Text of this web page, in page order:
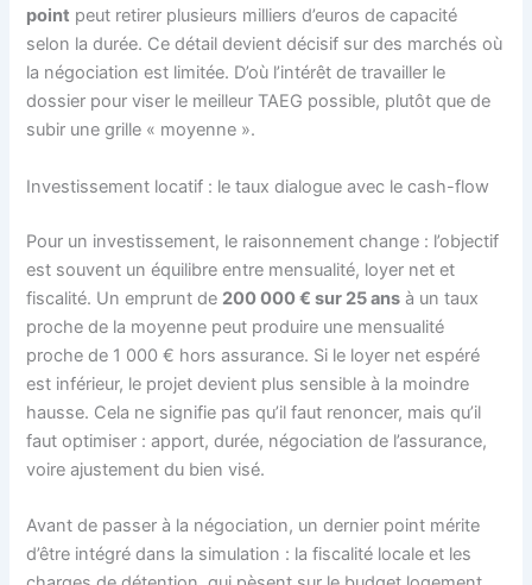
point peut retirer plusieurs milliers d’euros de capacité
selon la durée. Ce détail devient décisif sur des marchés où
la négociation est limitée. D’où l’intérêt de travailler le
dossier pour viser le meilleur TAEG possible, plutôt que de
subir une grille « moyenne ».
Investissement locatif : le taux dialogue avec le cash-flow
Pour un investissement, le raisonnement change : l’objectif
est souvent un équilibre entre mensualité, loyer net et
fiscalité. Un emprunt de 200 000 € sur 25 ans à un taux
proche de la moyenne peut produire une mensualité
proche de 1 000 € hors assurance. Si le loyer net espéré
est inférieur, le projet devient plus sensible à la moindre
hausse. Cela ne signifie pas qu’il faut renoncer, mais qu’il
faut optimiser : apport, durée, négociation de l’assurance,
voire ajustement du bien visé.
Avant de passer à la négociation, un dernier point mérite
d’être intégré dans la simulation : la fiscalité locale et les